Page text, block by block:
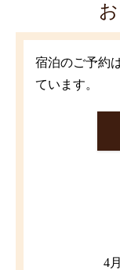
宿泊のご予約
ています。
4